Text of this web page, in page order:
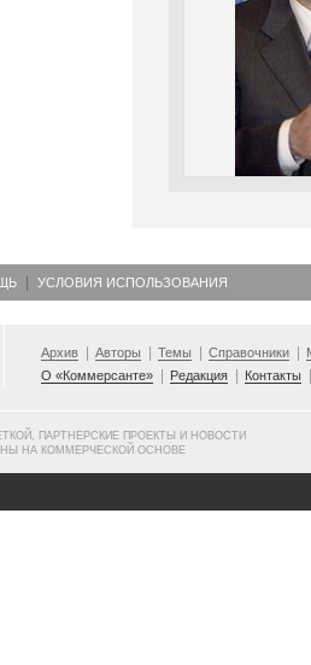
УСЛОВИЯ ИСПОЛЬЗОВАНИЯ
Архив Авторы Темы Справочники
О «Коммерсанте»
Редакция Контакты
ПАРТНЕРСКИЕ ПРОЕКТЫ И НОВОСТИ
НА КОММЕРЧЕСКОЙ ОСНОВЕ